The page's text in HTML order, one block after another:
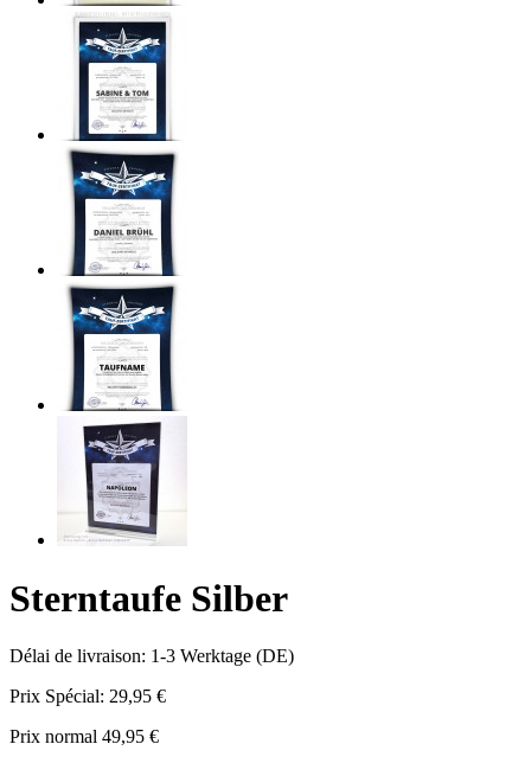
Sterntaufe Silber
Délai de livraison: 1-3 Werktage (DE)
Prix Spécial: 29,95 €
Prix normal 49,95 €